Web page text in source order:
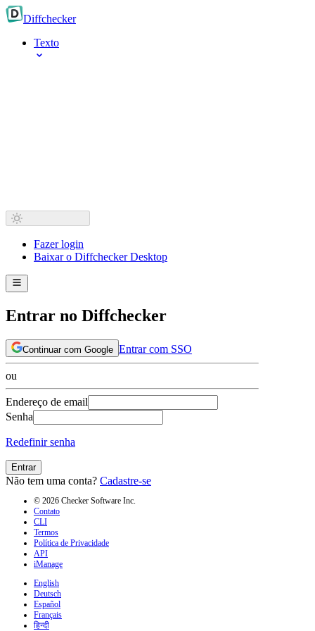
Diffchecker
Texto
Fazer login
Baixar o Diffchecker Desktop
Entrar no Diffchecker
Continuar com Google Entrar com SSO
ou
Endereço de email
Senha
Redefinir senha
Entrar
Não tem uma conta? Cadastre-se
© 2026 Checker Software Inc.
Contato
CLI
Termos
Política de Privacidade
API
iManage
English
Deutsch
Español
Français
हिन्दी